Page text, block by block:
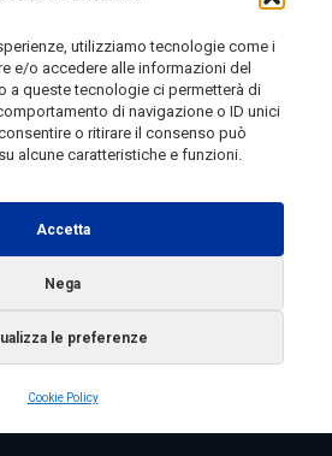
utilizziamo tecnologie come i
e/o accedere alle informazioni del
a queste tecnologie ci permetterà di
di navigazione o ID unici
o ritirare il consenso può
alcune caratteristiche e funzioni.
Accetta
Nega
le preferenze
Cookie Policy
di Campobasso n. 133 del
Responsabile:MANUELA
reg. Tribunale Di
4/5/1996 - Direttore Responsabile:
- P.IVA 00213640709